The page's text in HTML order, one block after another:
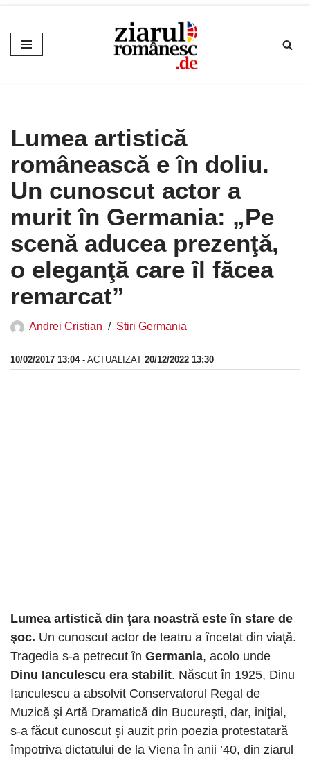
Sari
la
Lumea artistică
românească e în doliu.
Un cunoscut actor a
murit în Germania: „Pe
scenă aducea prezenţă,
o eleganţă care îl făcea
remarcat”
Andrei Cristian Știri Germania
10/02/2017 13:04- ACTUALIZAT 20/12/2022 13:30
Lumea artistică din ţara noastră este în stare de
şoc. Un cunoscut actor de teatru a încetat din viaţă.
Tragedia s-a petrecut în Germania, acolo unde
Dinu Ianculescu era stabilit. Născut în 1925, Dinu
Ianculescu a absolvit Conservatorul Regal de
Muzică şi Artă Dramatică din Bucureşti, dar, iniţial,
s-a făcut cunoscut şi auzit prin poezia protestatară
împotriva dictatului de la Viena în anii ’40, din ziarul